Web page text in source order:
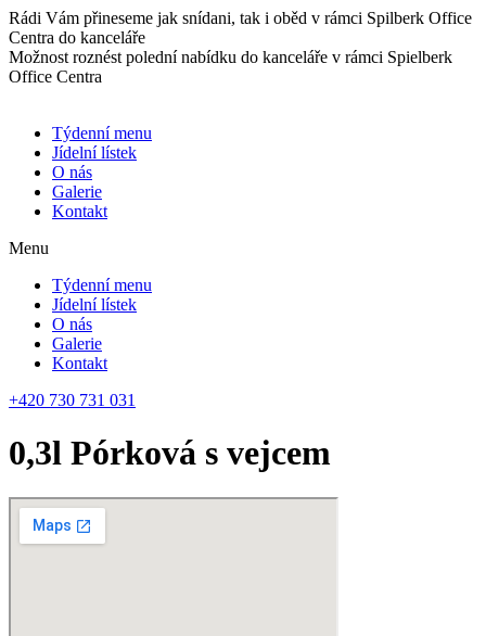
Přejít
k
obsahu
Rádi Vám přineseme jak snídani, tak i oběd v rámci Spilberk Office
Centra do kanceláře
Možnost roznést polední nabídku do kanceláře v rámci Spielberk
Office Centra
Týdenní menu
Jídelní lístek
O nás
Galerie
Kontakt
Menu
Týdenní menu
Jídelní lístek
O nás
Galerie
Kontakt
+420 730 731 031
0,3l Pórková s vejcem